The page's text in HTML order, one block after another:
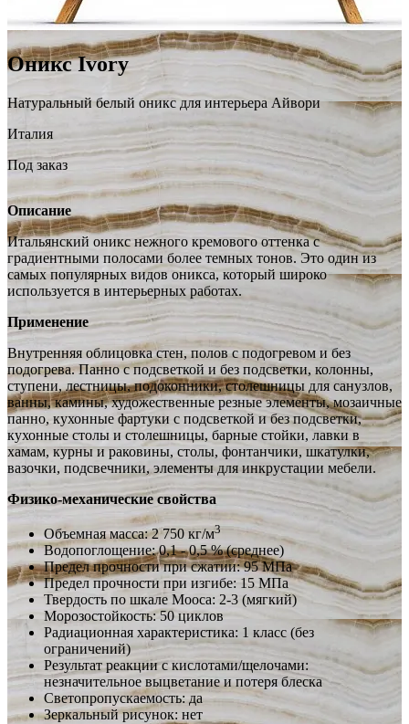
Оникс Ivory
Натуральный белый оникс для интерьера Айвори
Италия
Под заказ
Описание
Итальянский оникс нежного кремового оттенка с
градиентными полосами более темных тонов. Это один из
самых популярных видов оникса, который широко
используется в интерьерных работах.
Применение
Внутренняя облицовка стен, полов с подогревом и без
подогрева. Панно с подсветкой и без подсветки, колонны,
ступени, лестницы, подоконники, столешницы для санузлов,
ванны, камины, художественные резные элементы, мозаичные
панно, кухонные фартуки с подсветкой и без подсветки,
кухонные столы и столешницы, барные стойки, лавки в
хамам, курны и раковины, столы, фонтанчики, шкатулки,
вазочки, подсвечники, элементы для инкрустации мебели.
Физико-механические свойства
Объемная масса: 2 750 кг/м3
Водопоглощение: 0,1 - 0,5 % (среднее)
Предел прочности при сжатии: 95 МПа
Предел прочности при изгибе: 15 МПа
Твердость по шкале Мооса: 2-3 (мягкий)
Морозостойкость: 50 циклов
Радиационная характеристика: 1 класс (без
ограничений)
Результат реакции с кислотами/щелочами:
незначительное выцветание и потеря блеска
Светопропускаемость: да
Зеркальный рисунок: нет